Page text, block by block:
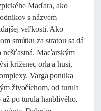
Maďara, ako
s názvom
veľkosti. Ako
smútku za stratou sa dá
Maďarským
kríženec orla a husi,
Varga ponúka
živočíchom, od turula
po turula hanblivého,